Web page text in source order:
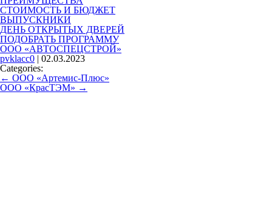
СТОИМОСТЬ И БЮДЖЕТ
ВЫПУСКНИКИ
ДЕНЬ ОТКРЫТЫХ ДВЕРЕЙ
ПОДОБРАТЬ ПРОГРАММУ
​ООО «АВТОСПЕЦСТРОЙ»
pvklacc0 | 02.03.2023
Categories:
Навигация по записям
← ​ООО «Артемис-Плюс»
​ООО «КрасТЭМ» →